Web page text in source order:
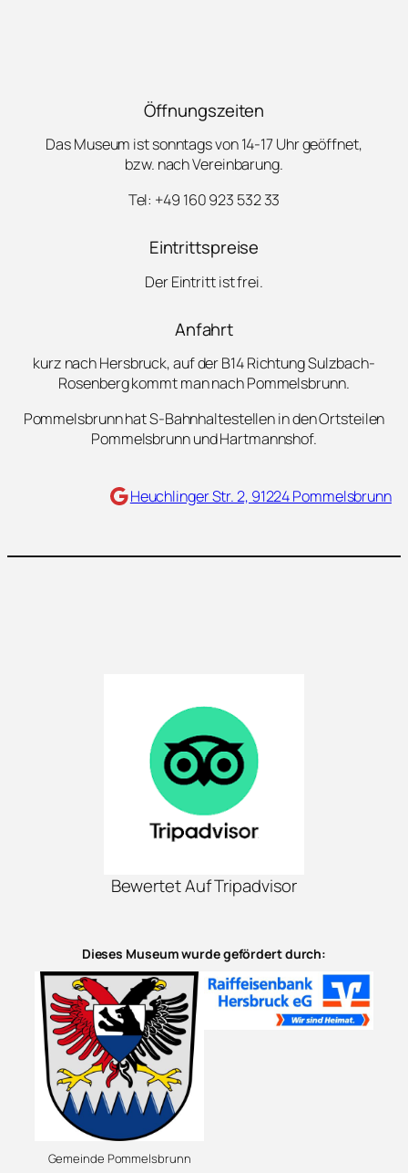
Öffnungszeiten
Das Museum ist sonntags von 14-17 Uhr geöffnet,
bzw. nach Vereinbarung.
Tel: +49 160 923 532 33
Eintrittspreise
Der Eintritt ist frei.
Anfahrt
kurz nach Hersbruck, auf der B14 Richtung Sulzbach-
Rosenberg kommt man nach Pommelsbrunn.
Pommelsbrunn hat S-Bahnhaltestellen in den Ortsteilen
Pommelsbrunn und Hartmannshof.
Maps Heuchlinger Str. 2, 91224 Pommelsbrunn
Bewertet Auf Tripadvisor
Dieses Museum wurde gefördert durch:
Gemeinde Pommelsbrunn